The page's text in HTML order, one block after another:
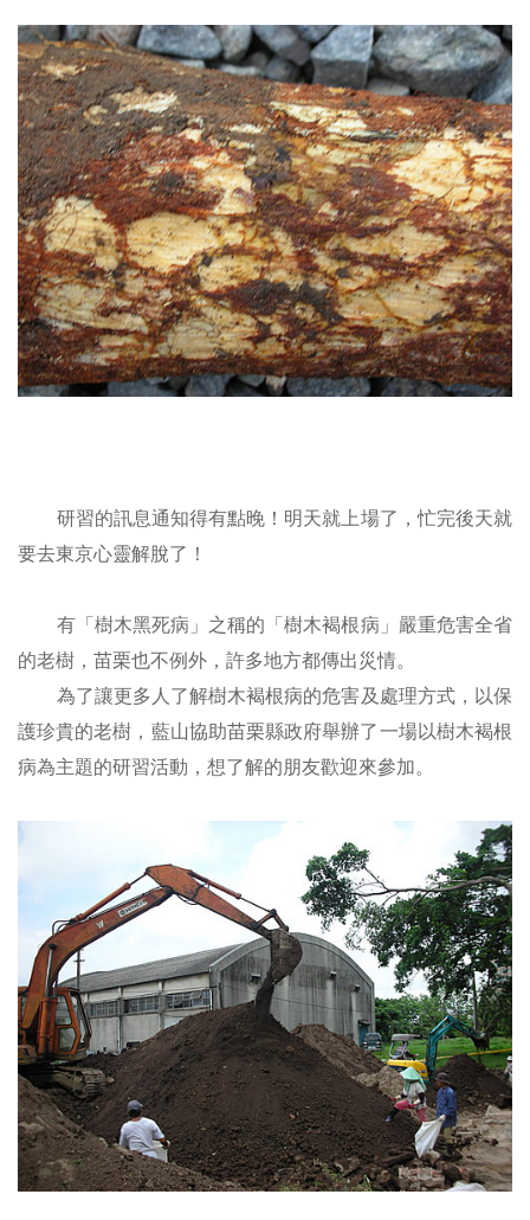
研習的訊息通知得有點晚！明天就上場了，忙完後天就
要去東京心靈解脫了！
有「樹木黑死病」之稱的「樹木褐根病」嚴重危害全省
的老樹，苗栗也不例外，許多地方都傳出災情。
為了讓更多人了解樹木褐根病的危害及處理方式，以保
護珍貴的老樹，藍山協助苗栗縣政府舉辦了一場以樹木褐根
病為主題的研習活動，想了解的朋友歡迎來參加。